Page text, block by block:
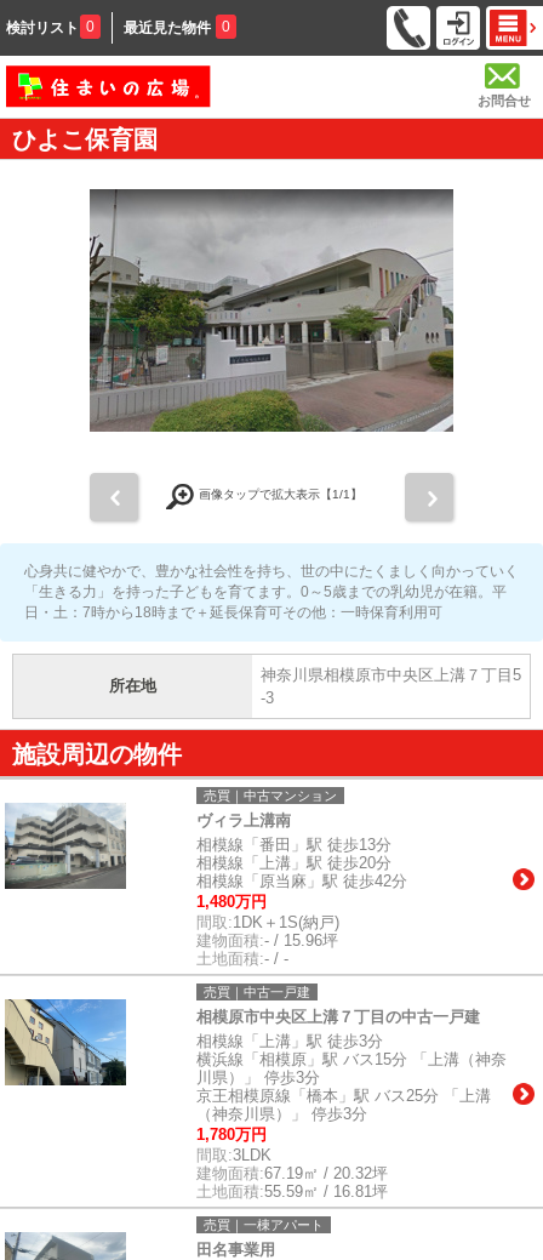
検討リスト 0 最近見た物件 0
お問合せ
ひよこ保育園
画像タップで拡大表示【1/1】
心身共に健やかで、豊かな社会性を持ち、世の中にたくましく向かっていく
「生きる力」を持った子どもを育てます。0～5歳までの乳幼児が在籍。平
日・土：7時から18時まで＋延長保育可その他：一時保育利用可
所在地
神奈川県相模原市中央区上溝７丁目5
-3
施設周辺の物件
売買｜中古マンション
ヴィラ上溝南
相模線「番田」駅 徒歩13分
相模線「上溝」駅 徒歩20分
相模線「原当麻」駅 徒歩42分
1,480万円
間取:1DK＋1S(納戸)
建物面積:- / 15.96坪
土地面積:- / -
売買｜中古一戸建
相模原市中央区上溝７丁目の中古一戸建
相模線「上溝」駅 徒歩3分
横浜線「相模原」駅 バス15分 「上溝（神奈
川県）」 停歩3分
京王相模原線「橋本」駅 バス25分 「上溝
（神奈川県）」 停歩3分
1,780万円
間取:3LDK
建物面積:67.19㎡ / 20.32坪
土地面積:55.59㎡ / 16.81坪
売買｜一棟アパート
田名事業用